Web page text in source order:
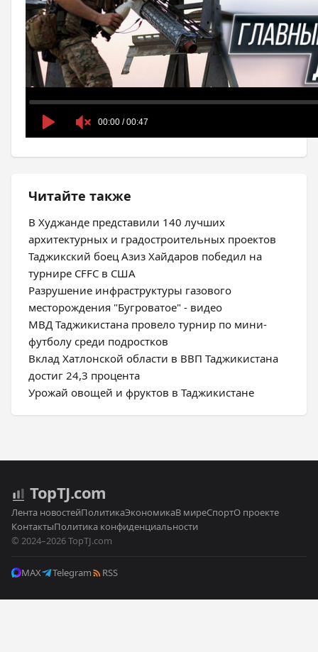
Читайте также
В Худжанде представили 140 лучших
архитектурных и градостроительных проектов
Таджикский боец Азиз Хайдаров победил на
турнире CFFC в США
Разрушение инфраструктуры газового
месторождения "Бугроватое" - видео
МВД Таджикистана провело турнир по мини-
футболу среди подростков
Вклад Хатлонской области в ВВП Таджикистана
достиг 24,3 процента
Урожай овощей и фруктов в Таджикистане
TopTJ.com
Лента новостейПолитикаЭкономикаВ миреСпортО проекте
КонтактыПолитика конфиденциальности
© 2024–2026 TopTJ.com
MAX Telegram RSS